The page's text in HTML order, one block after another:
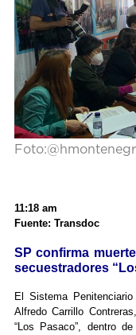
11:18 am
Fuente: Transdoc
SP confirma
secuestradores
El Sistema
Alfredo Carrillo
“Los Pasaco”, dentro